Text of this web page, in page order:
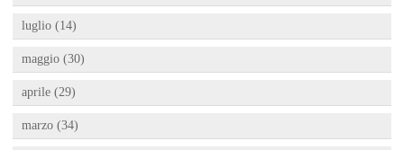
luglio (14)
maggio (30)
aprile (29)
marzo (34)